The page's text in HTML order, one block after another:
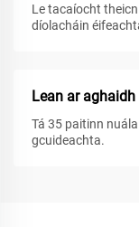
Le tacaíocht
díolacháin
Lean ar
Tá 35 paitinn
gcuideachta.